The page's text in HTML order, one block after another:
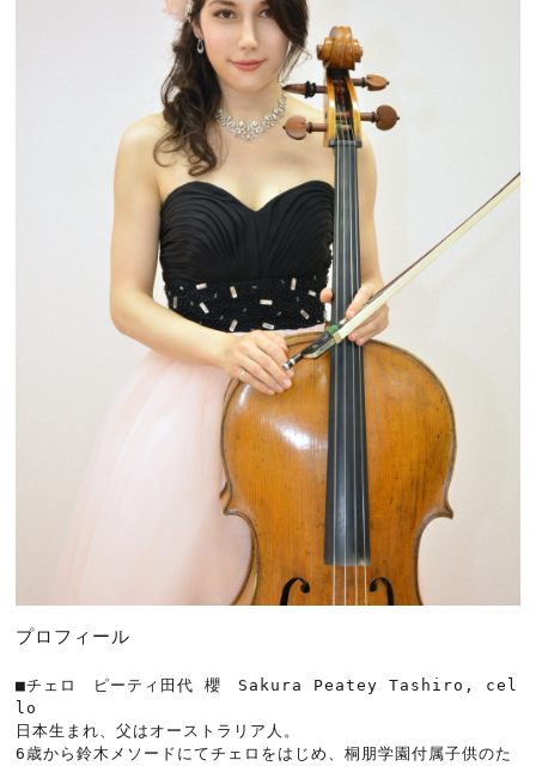
プロフィール
■チェロ　ピーティ田代 櫻　Sakura Peatey Tashiro, cel
lo
日本生まれ、父はオーストラリア人。
6歳から鈴木メソードにてチェロをはじめ、桐朋学園付属子供のた